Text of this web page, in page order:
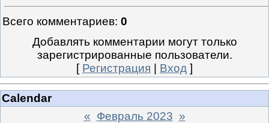
Всего комментариев: 0
Добавлять комментарии могут только
зарегистрированные пользователи.
[ Регистрация Вход ]
Calendar
« Февраль 2023 »